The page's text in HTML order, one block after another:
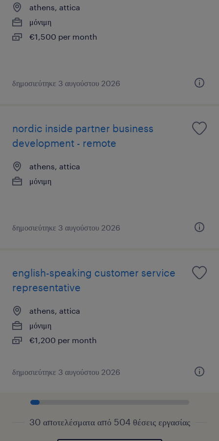
athens, attica
μόνιμη
€1,500 per month
δημοσιεύτηκε 3 αυγούστου 2026
nordic inside partner business
development - remote
athens, attica
μόνιμη
δημοσιεύτηκε 3 αυγούστου 2026
english-speaking customer service
representative
athens, attica
μόνιμη
€1,200 per month
δημοσιεύτηκε 3 αυγούστου 2026
30 αποτελέσματα από 504 θέσεις εργασίας